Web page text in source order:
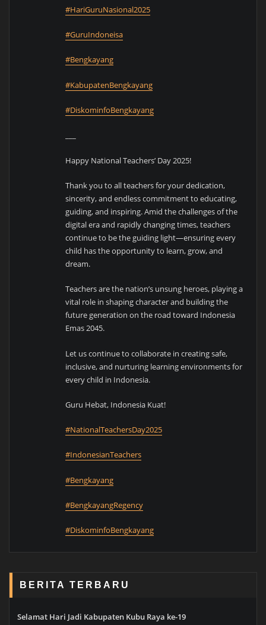
#HariGuruNasional2025
#GuruIndoneisa
#Bengkayang
#KabupatenBengkayang
#DiskominfoBengkayang
Happy National Teachers’ Day 2025!
Thank you to all teachers for your dedication,
sincerity, and endless commitment to educating,
guiding, and inspiring. Amid the challenges of the
digital era and rapidly changing times, teachers
continue to be the guiding light—ensuring every
child has the opportunity to learn, grow, and
dream.
Teachers are the nation’s unsung heroes, playing a
vital role in shaping character and building the
future generation on the road toward Indonesia
Emas 2045.
Let us continue to collaborate in creating safe,
inclusive, and nurturing learning environments for
every child in Indonesia.
Guru Hebat, Indonesia Kuat!
#NationalTeachersDay2025
#IndonesianTeachers
#Bengkayang
#BengkayangRegency
#DiskominfoBengkayang
BERITA TERBARU
Selamat Hari Jadi Kabupaten Kubu Raya ke-19